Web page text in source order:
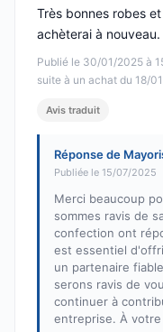
Publié le 30/01/2025 à
suite à un achat du 18/
Très bonnes robes
achèterai à nouveau.
Avis traduit
Réponse de
Publiée le 15/07/2025
Merci beaucoup
sommes ravis de
confection ont
est essentiel
un partenaire
serons ravis de
continuer à
entreprise. À